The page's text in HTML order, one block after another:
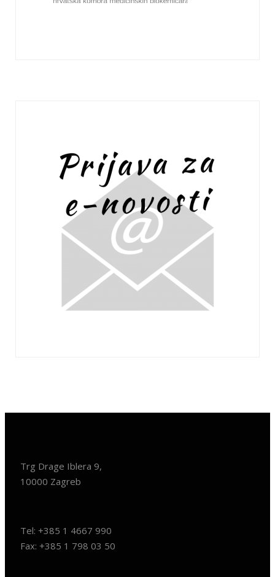
Trg Drage Iblera 9,
10000 Zagreb
Tel: +385 1 4667 990
Fax: +385 1 798 03 50